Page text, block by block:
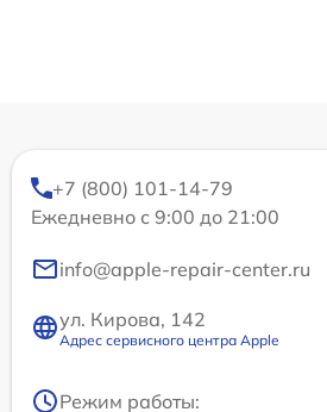
+7 (800) 101-14-79
Ежедневно с 9:00 до 21:00
info@apple-repair-center.ru
ул. Кирова, 142
Адрес сервисного центра Apple
Режим работы: